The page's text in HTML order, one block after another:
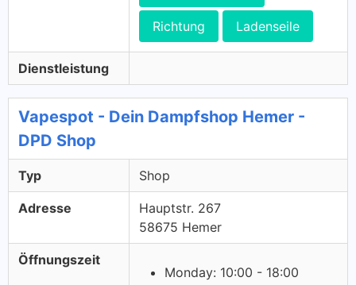
Richtung Ladenseile
Dienstleistung
Vapespot - Dein Dampfshop Hemer -
DPD Shop
Typ Shop
Adresse
Hauptstr. 267
58675 Hemer
Öffnungszeit
Monday: 10:00 - 18:00